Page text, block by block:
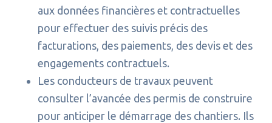
aux données financières et contractuelles
pour effectuer des suivis précis des
facturations, des paiements, des devis et des
engagements contractuels.
Les conducteurs de travaux peuvent
consulter l’avancée des permis de construire
pour anticiper le démarrage des chantiers. Ils